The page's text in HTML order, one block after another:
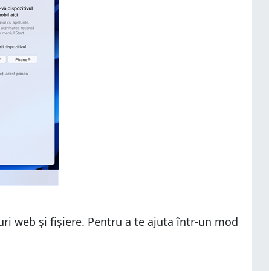
web și fișiere. Pentru a te ajuta într-un mod